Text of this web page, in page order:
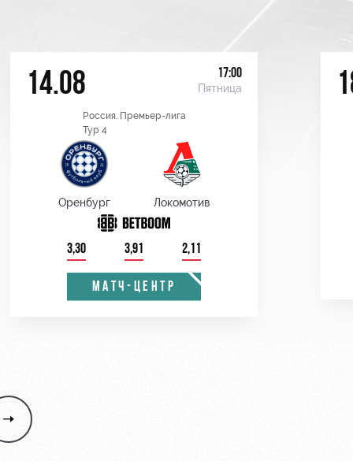
14.08 17:00
Пятница
Россия. Премьер-лига
Тур 4
Оренбург Локомотив
3,30 3,91 2,11
МАТЧ-ЦЕНТР